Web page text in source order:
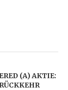
(A) AKTIE: